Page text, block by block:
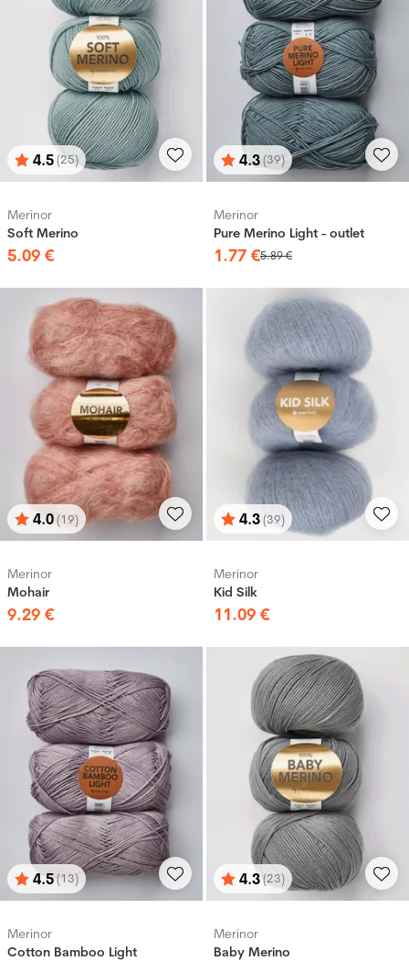
Bewertung:
4.5(25)
von 5 Sternen
Merinor
Soft Merino
5.09 €
Bewertung:
4.3(39)
von 5 Sternen
Merinor
Pure Merino Light - outlet
1.77 €5.89€
Bewertung:
4.0(19)
von 5 Sternen
Merinor
Mohair
9.29 €
Bewertung:
4.3(39)
von 5 Sternen
Merinor
Kid Silk
11.09 €
Bewertung:
4.5 (13)
von 5 Sternen
Merinor
Cotton Bamboo Light
Bewertung:
4.3(23)
von 5 Sternen
Merinor
Baby Merino